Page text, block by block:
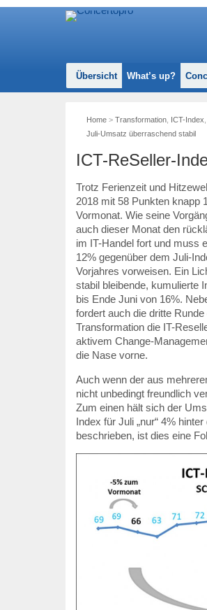
Übersicht What’s up?
Home> Transformation, ICT-Index
Juli-Umsatz überraschend stabil
ICT-ReSeller-
Trotz Ferienzeit und
2018 mit 58 Punkten knapp
Vormonat. Wie seine
auch dieser Monat den
im IT-Handel fort und muss
12% gegenüber dem Juli-
Vorjahres vorweisen. Ein
stabil bleibende, kumulierte
bis Ende Juni von 16%.
fordert auch die dritte Runde
Transformation die IT-
aktivem Change-
die Nase vorne.
Auch wenn der aus
nicht unbedingt freundlich
Zum einen hält sich der
Index für Juli „nur“ 4%
beschrieben, ist dies eine